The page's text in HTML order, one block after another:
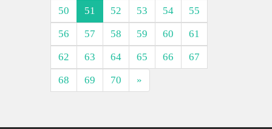
50
51 52 53 54
55
56
57 58 59 60
61
62
63 64 65 66
67
68
69 70 »